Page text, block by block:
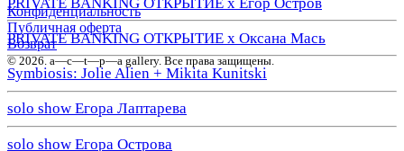
PRIVATE BANKING ОТКРЫТИЕ х Оксана Мась
Symbiosis: Jolie Alien + Mikita Kunitski
solo show Егора Лаптарева
solo show Егора Острова
Конфиденциальность
Публичная оферта
Возврат
© 2026. a—с—t—р—a gallery. Все права защищены.